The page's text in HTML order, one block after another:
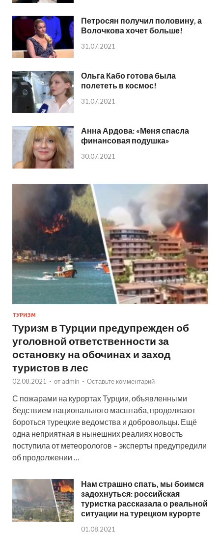
Петросян получил половину, а
Волочкова хочет больше!
31.07.2021
Ольга Кабо готова была
полететь в космос!
31.07.2021
Анна Ардова: «Меня спасла
финансовая подушка»
30.07.2021
ТУРИЗМ
Туризм в Турции предупрежден об
уголовной ответственности за
остановку на обочинах и заход
туристов в лес
02.08.2021 - от admin - Оставьте комментарий
С пожарами на курортах Турции, объявленными
бедствием национального масштаба, продолжают
бороться турецкие ведомства и добровольцы. Ещё
одна неприятная в нынешних реалиях новость
поступила от метеорологов – эксперты предупредили
об продолжении …
Нам страшно спать, мы боимся
задохнуться: российская
туристка рассказала о реальной
ситуации на турецком курорте
01.08.2021